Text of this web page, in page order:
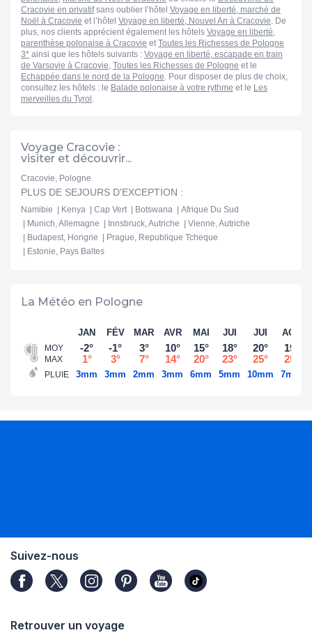
Cracovie en privatifsans oublier l’hôtel Voyage en liberté, marché de
Noël à Cracovie et l’hôtel Voyage en liberté, Nouvel An à Cracovie. De
plus, nos clients apprécient également les hôtels Voyage en liberté,
parenthèse polonaise à Cracovie etToutes les Richesses de Pologne
3* ainsi que les hôtels suivants : Voyage en liberté, escapade en train
de Varsovie à Cracovie, Toutes les Richesses de Pologne et le
Echappée dans le nord de la Pologne. Pour disposer de plus de choix,
consultez les hôtels : le Balade polonaise à votre rythme et le Les
merveilles du Tyrol .
Voyage Cracovie :
visiter et découvrir...
Cracovie, Pologne
PLUS DE SEJOURS D'EXCEPTION :
Namibie Kenya Cap Vert Botswana
Afrique Du Sud
Munich, Allemagne
Innsbruck, Autriche
Vienne, Autriche
Budapest, Hongrie
Prague, Republique Tcheque
Estonie, Pays Baltes
La Météo en Pologne
MOY
MAX
PLUIE
JAN
-2°
1°
3mm
FÉV
-1°
3°
3mm
MAR
3°
7°
2mm
AVR
10°
14°
3mm
MAI
15°
20°
6mm
JUI
18°
23°
5mm
JUI
20°
25°
10mm
AOÛ
19°
25°
7mm
Suivez-nous
Retrouver un voyage